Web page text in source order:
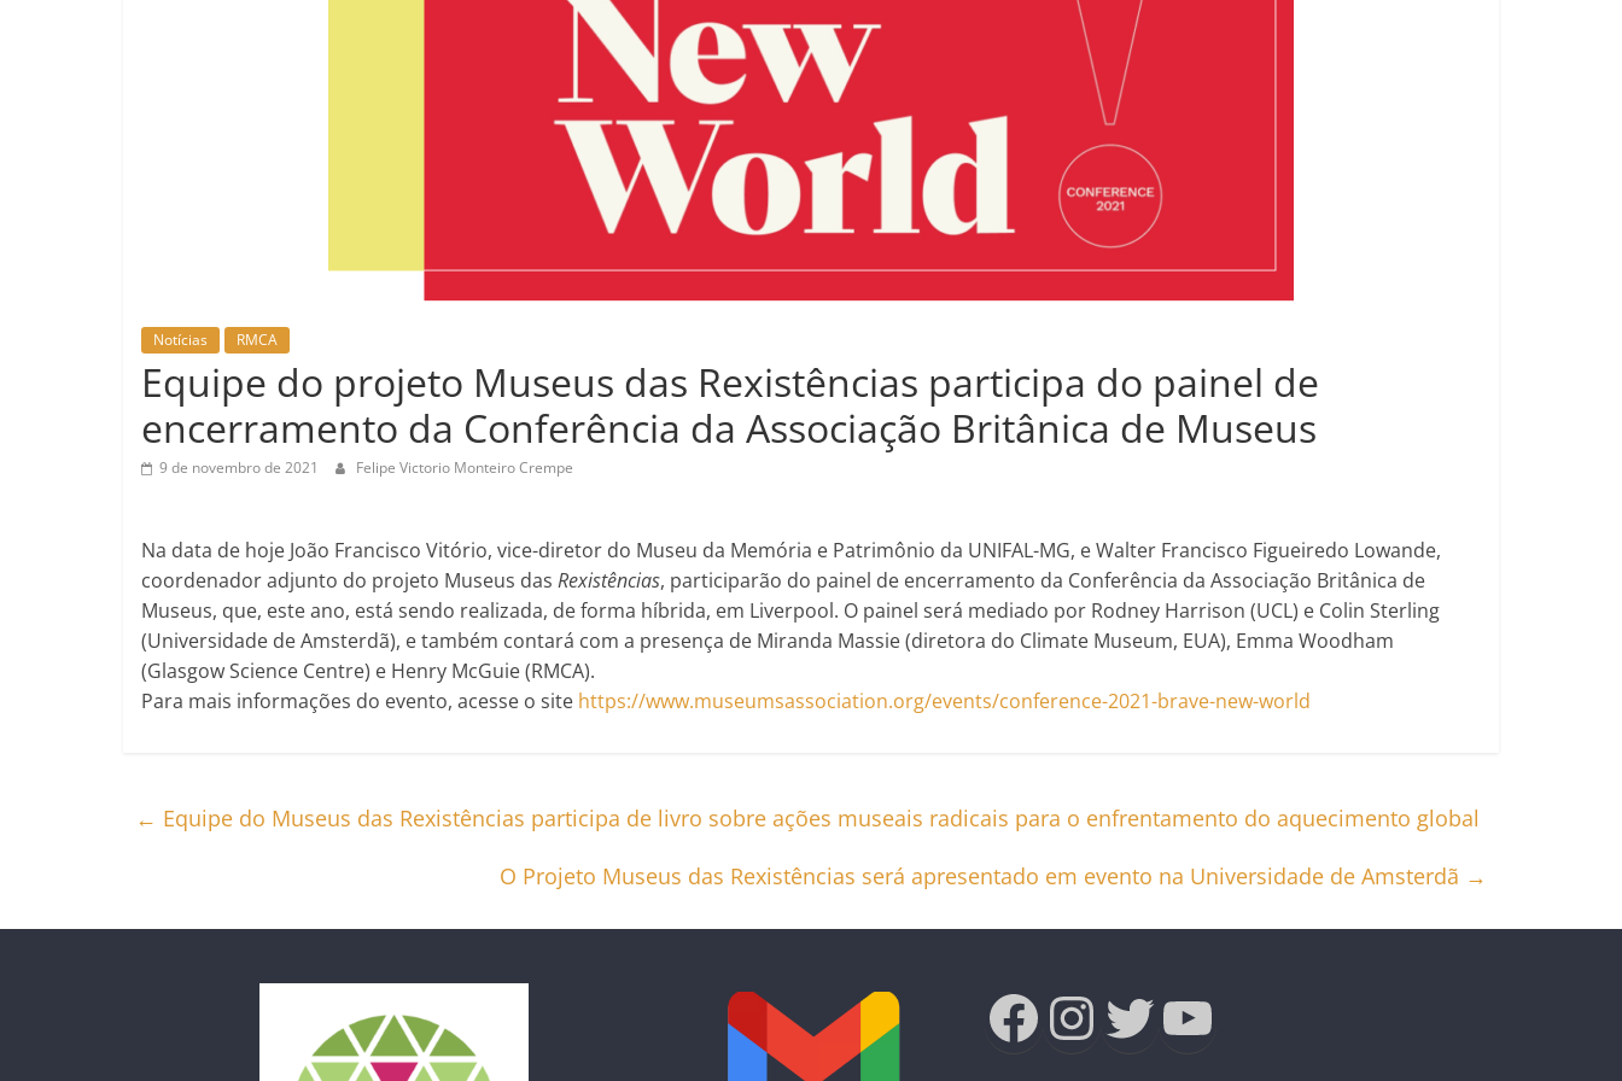
Notícias RMCA
Equipe do projeto Museus das Rexistências participa do painel de
encerramento da Conferência da Associação Britânica de Museus
9 de novembro de 2021 Felipe Victorio Monteiro Crempe
Na data de hoje João Francisco Vitório, vice-diretor do Museu da Memória e Patrimônio da UNIFAL-MG, e Walter Francisco Figueiredo Lowande,
coordenador adjunto do projeto Museus das Rexistências, participarão do painel de encerramento da Conferência da Associação Britânica de
Museus, que, este ano, está sendo realizada, de forma híbrida, em Liverpool. O painel será mediado por Rodney Harrison (UCL) e Colin Sterling
(Universidade de Amsterdã), e também contará com a presença de Miranda Massie (diretora do Climate Museum, EUA), Emma Woodham
(Glasgow Science Centre) e Henry McGuie (RMCA).
Para mais informações do evento, acesse o site https://www.museumsassociation.org/events/conference-2021-brave-new-world
← Equipe do Museus das Rexistências participa de livro sobre ações museais radicais para o enfrentamento do aquecimento global
O Projeto Museus das Rexistências será apresentado em evento na Universidade de Amsterdã →
Facebook
Instagram
Twitter
Youtube